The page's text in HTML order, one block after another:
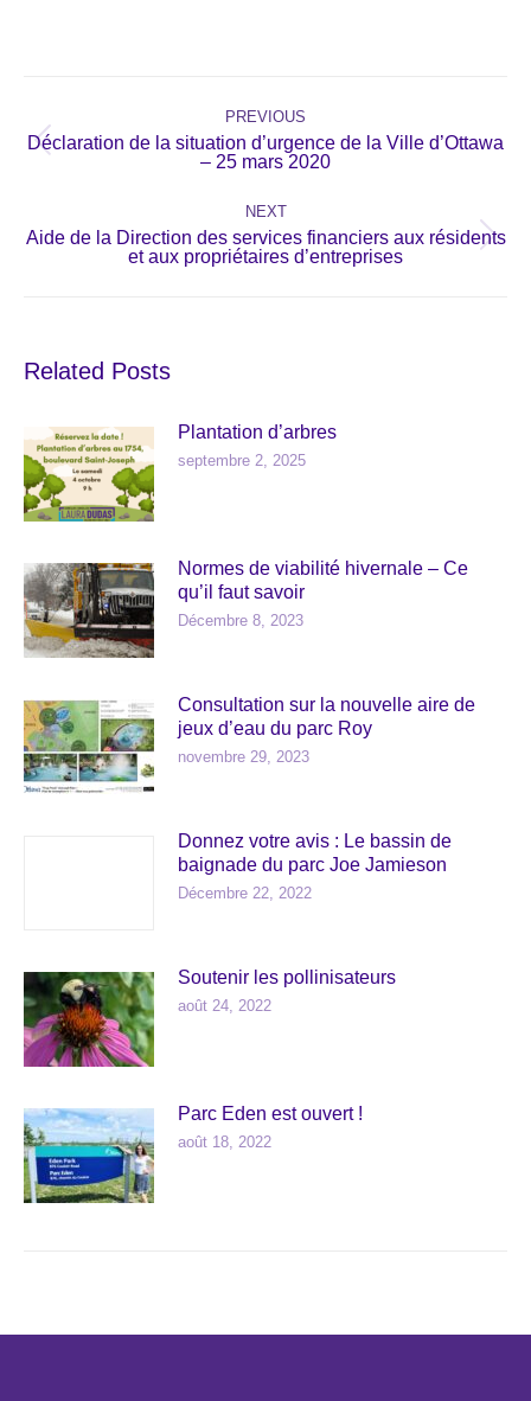
navigation
PREVIOUS
Previous
post:
Déclaration de la situation d’urgence de la Ville d’Ottawa
– 25 mars 2020
NEXT
Next
post:
Aide de la Direction des services financiers aux résidents
et aux propriétaires d’entreprises
Related Posts
Plantation d’arbres
septembre 2, 2025
Normes de viabilité hivernale – Ce
qu’il faut savoir
Décembre 8, 2023
Consultation sur la nouvelle aire de
jeux d’eau du parc Roy
novembre 29, 2023
Donnez votre avis : Le bassin de
baignade du parc Joe Jamieson
Décembre 22, 2022
Soutenir les pollinisateurs
août 24, 2022
Parc Eden est ouvert !
août 18, 2022